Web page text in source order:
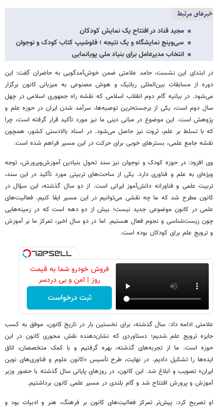
خبرهای مرتبط
مجید قناد در افتتاح یک نمایش کودکان
سی‌وپنج نمایشگاه و یک نتیجه ؛ فلوشیپ کتاب کودک و نوجوان
انتخاب مدیرعامل برای بنیاد ملی پویانمایی
در ابتدای این نشست، حامد علامتی ضمن خوش‌آمدگویی به حاضران گفت: این
دوره از مسابقات بین‌المللی رباتیک و هوش مصنوعی به میزبانی کانون برگزار
می‌شود. در بیانیه گام دوم انقلاب اسلامی که نقشه‌ راه جمهوری اسلامی در چهل
سال دوم است، یکی از برجسته‌ترین توصیه‌ها، سرآمد شدن ایران در حوزه علم و
پژوهش است. این موضوع در مبانی دینی ما نیز مورد تأکید قرار گرفته است، چرا
که با تسلط بر علم، ثروت نیز حاصل می‌شود. در اسناد بالادستی کشور، همچون
نقشه جامع علمی، بسترهای خوبی برای حرکت در این مسیر فراهم شده است.
وی افزود: در حوزه کودک و نوجوان نیز سند تحول بنیادین آموزش‌وپرورش، توجه
ویژه‌ای به علم و فناوری دارد. یکی از ساحت‌های تربیتی مورد تأکید در این سند،
تربیت علمی و فناورانه دانش‌آموز ایرانی است. از دو سال گذشته، این سؤال در
کانون مطرح شد که ما چه نقشی می‌توانیم در این مسیر ایفا کنیم. فعالیت‌های
علمی در کانون موضوعی جدید نیست؛ بیش از دو دهه است که در زمینه‌هایی
چون زیست‌شناسی و نجوم فعال هستیم. اما در دو سال اخیر، تمرکز ما بر آموزش
و ترویج علم برای کودکان بوده است.
فروش خودرو شما به قیمت
روز | امن و بی دردسر
ثبت درخواست
علامتی ادامه داد: سال گذشته، برای نخستین ‌بار در تاریخ کانون، موفق به کسب
جایزه ترویج علم شدیم؛ دستاوردی که نشان‌دهنده نقش محوری کانون در این
حوزه است. ما از تجربه‌های گذشته، بهره گرفتیم و با کمک متخصصان، اتاق
ایده‌ها را تشکیل دادیم. در نهایت، طرح تأسیس «کانون علوم و فناوری‌های نوین
ایران» تصویب و ابلاغ شد. این کانون، در روزهای پایانی سال گذشته با حضور وزیر
آموزش ‌و پرورش افتتاح شد و گام بلندی در مسیر علمی کانون برداشتیم.
او تصریح کرد: پیش‌تر تمرکز فعالیت‌های کانون بر فرهنگ، هنر و ادبیات بود و